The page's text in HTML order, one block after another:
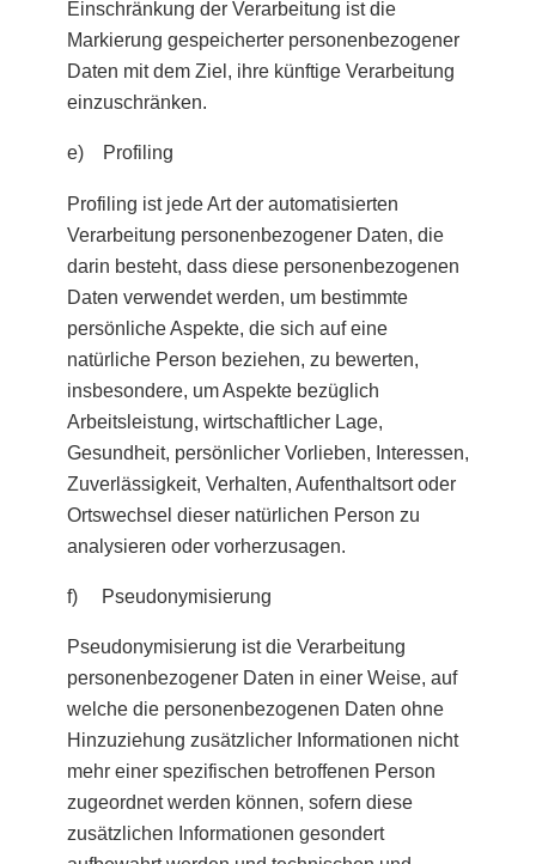
Einschränkung der Verarbeitung ist die
Markierung gespeicherter personenbezogener
Daten mit dem Ziel, ihre künftige Verarbeitung
einzuschränken.
e) Profiling
Profiling ist jede Art der automatisierten
Verarbeitung personenbezogener Daten, die
darin besteht, dass diese personenbezogenen
Daten verwendet werden, um bestimmte
persönliche Aspekte, die sich auf eine
natürliche Person beziehen, zu bewerten,
insbesondere, um Aspekte bezüglich
Arbeitsleistung, wirtschaftlicher Lage,
Gesundheit, persönlicher Vorlieben, Interessen,
Zuverlässigkeit, Verhalten, Aufenthaltsort oder
Ortswechsel dieser natürlichen Person zu
analysieren oder vorherzusagen.
f) Pseudonymisierung
Pseudonymisierung ist die Verarbeitung
personenbezogener Daten in einer Weise, auf
welche die personenbezogenen Daten ohne
Hinzuziehung zusätzlicher Informationen nicht
mehr einer spezifischen betroffenen Person
zugeordnet werden können, sofern diese
zusätzlichen Informationen gesondert